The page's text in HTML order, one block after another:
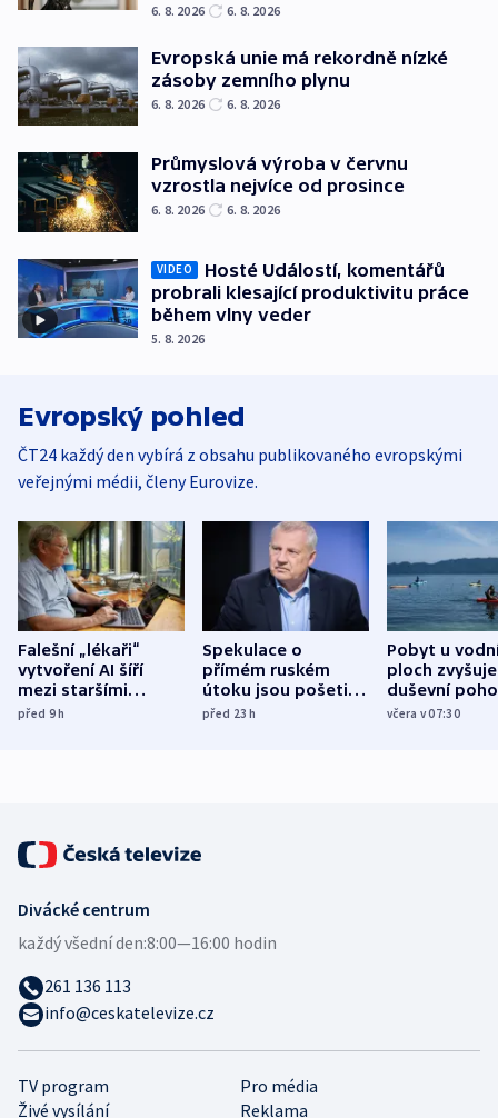
6. 8. 2026 6. 8. 2026
Evropská unie má rekordně nízké
zásoby zemního plynu
6. 8. 2026 6. 8. 2026
Průmyslová výroba v červnu
vzrostla nejvíce od prosince
6. 8. 2026 6. 8. 2026
VIDEO
Hosté Událostí, komentářů
probrali klesající produktivitu práce
během vlny veder
5. 8. 2026
Evropský pohled
ČT24 každý den vybírá z obsahu publikovaného evropskými
veřejnými médii, členy Eurovize.
Falešní „lékaři“
vytvoření AI šíří
mezi staršími
Poláky nebezpečné
před 9h
Spekulace o
přímém ruském
útoku jsou pošetilé,
míní estonský
před 23h
Pobyt u
ploch zvyšuje
duševní
ukázala
včera v 07:30
TV program
Pro média
Živé vysílání
Reklama
Divácké centrum
každý všední den:8:00—16:00 hodin
261 136 113
info@ceskatelevize.cz